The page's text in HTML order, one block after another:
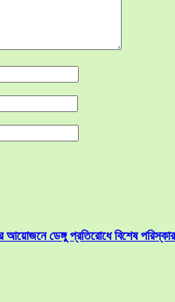
ডেঙ্গু প্রতিরোধে বিশেষ পরিস্কার